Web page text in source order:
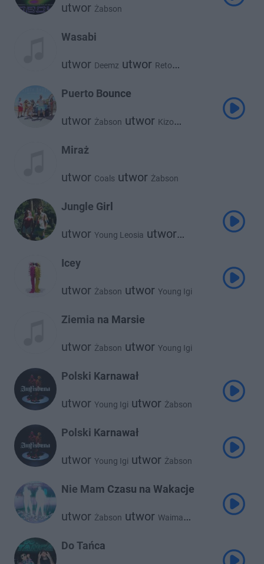
utwor Żabson
Wasabi
utwor Deemz utwor Reto
Puerto Bounce
utwor Żabson utwor Kizo
Vladimir Cauchemar
Miraż
utwor Coals utwor Żabson
Jungle Girl
utwor Young Leosia utwor
Icey
utwor Żabson utwor Young Igi
Ziemia na Marsie
utwor Żabson utwor Young Igi
Polski Karnawał
utwor Young Igi utwor Żabson
Polski Karnawał
utwor Young Igi utwor Żabson
Nie Mam Czasu na Wakacje
utwor Żabson utwor Waima
Do Tańca